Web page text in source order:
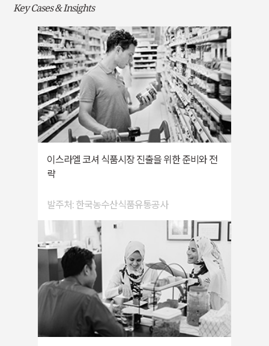
Key Cases & Insights
이스라엘 코셔 식품시장 진출을 위한 준비와 전
략
발주처: 한국농수산식품유통공사